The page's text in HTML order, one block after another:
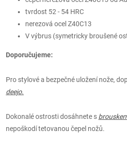
tvrdost 52 - 54 HRC
nerezová ocel Z40C13
V výbrus (symetricky broušené
Doporučujeme:
Pro stylové a bezpečné uložení nože,
deejo.
Dokonalé ostrosti dosáhnete s
nepoškodí tetovanou čepel nožů.